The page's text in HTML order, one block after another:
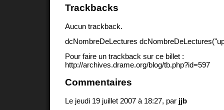
Trackbacks
Aucun trackback.
dcNombreDeLectures
Pour faire un trackback sur ce billet :
http://archives.drame.org/blog/tb.php?id=597
Commentaires
Le jeudi 19 juillet 2007 à 18:27, par jjb